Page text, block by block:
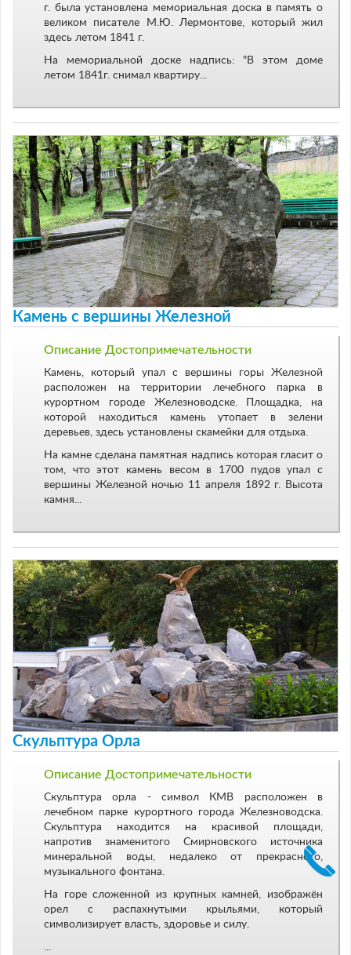
г. была установлена мемориальная доска в память о
великом писателе М.Ю. Лермонтове, который жил
здесь летом 1841 г.
На мемориальной доске надпись: "В этом доме
летом 1841г. снимал квартиру...
Камень с вершины Железной
Описание Достопримечательности
Камень, который упал с вершины горы Железной
расположен на территории лечебного парка в
курортном городе Железноводске. Площадка, на
которой находиться камень утопает в зелени
деревьев, здесь установлены скамейки для отдыха.
На камне сделана памятная надпись которая гласит о
том, что этот камень весом в 1700 пудов упал с
вершины Железной ночью 11 апреля 1892 г. Высота
камня...
Скульптура Орла
Описание Достопримечательности
Скульптура орла - символ КМВ расположен в
лечебном парке курортного города Железноводска.
Скульптура находится на красивой площади,
напротив знаменитого Смирновского источника
минеральной воды, недалеко от прекрасного,
музыкального фонтана.
На горе сложенной из крупных камней, изображён
орел с распахнутыми крыльями, который
символизирует власть, здоровье и силу.
...